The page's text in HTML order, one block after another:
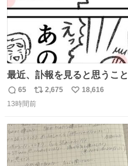
最近、訃報を見ると思うこと
返
信
65
リ
ポ
ト
数
2,675
い
数
18,616
13時間前